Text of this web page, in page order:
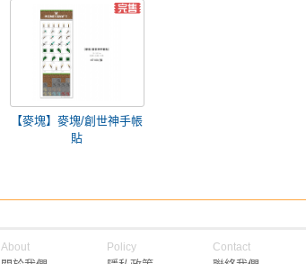
【麥塊】麥塊/創世神手帳
貼
About Policy Contact